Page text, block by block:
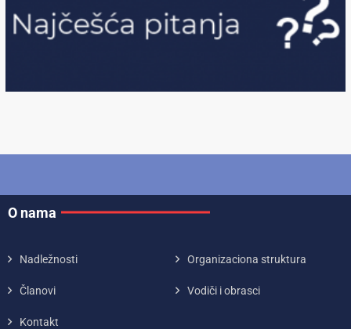
O nama
Nadležnosti Organizaciona struktura
Članovi Vodiči i obrasci
Kontakt